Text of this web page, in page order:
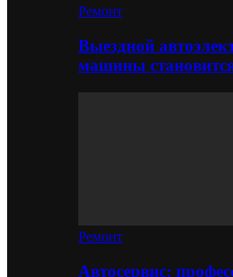
Ремонт
Выездной
машины
Ремонт
Автосервис: